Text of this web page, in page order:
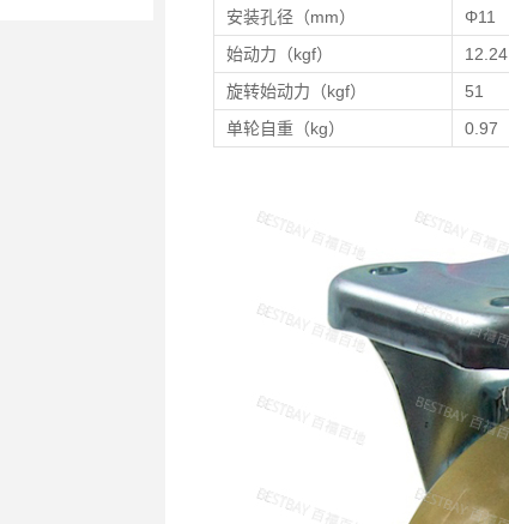
安装孔径（mm）
Φ11
始动力（kgf）
12.24
旋转始动力（kgf）
51
单轮自重（kg）
0.97